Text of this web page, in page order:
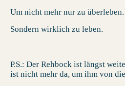
Um nicht mehr nur zu überleben.
Sondern wirklich zu leben.
P.S.: Der Rehbock ist längst
ist nicht mehr da, um ihm von